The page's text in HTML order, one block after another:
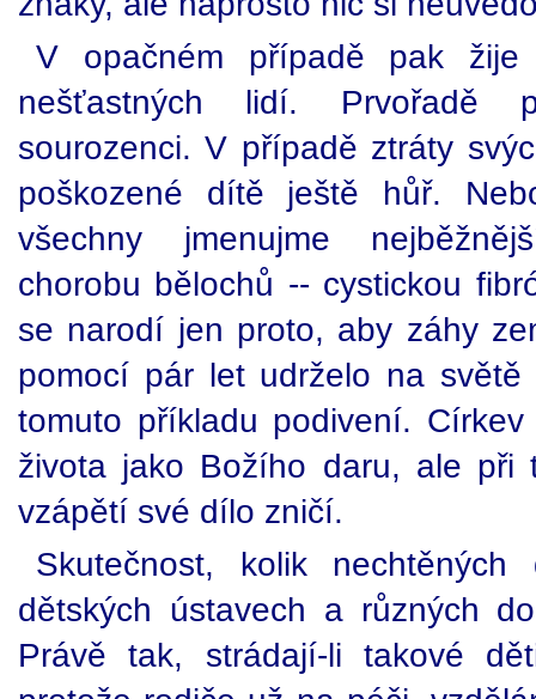
V opačném případě pak
nešťastných lidí. Prvořadě
sourozenci. V případě ztráty
poškozené dítě ještě hůř.
všechny jmenujme
chorobu bělochů -- cystickou
se narodí jen proto, aby záhy
pomocí pár let udrželo na
tomuto příkladu podivení.
života jako Božího daru, ale
vzápětí své dílo zničí.
Skutečnost, kolik
dětských ústavech a různých
Právě tak, strádají-li takové